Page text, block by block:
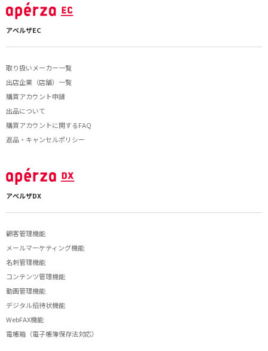
アペルザEC
取り扱いメーカー一覧
出店企業（店舗）一覧
購買アカウント申請
出品について
購買アカウントに関するFAQ
返品・キャンセルポリシー
アペルザDX
顧客管理機能
メールマーケティング機能
名刺管理機能
コンテンツ管理機能
動画管理機能
デジタル招待状機能
WebFAX機能
電帳箱（電子帳簿保存法対応）